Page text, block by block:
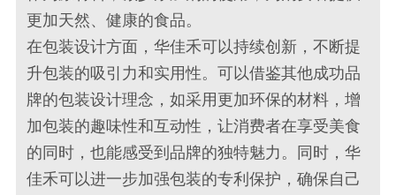
更加天然、健康的食品。
在包装设计方面，华佳禾可以持续创新，不断提
升包装的吸引力和实用性。可以借鉴其他成功品
牌的包装设计理念，如采用更加环保的材料，增
加包装的趣味性和互动性，让消费者在享受美食
的同时，也能感受到品牌的独特魅力。同时，华
佳禾可以进一步加强包装的专利保护，确保自己